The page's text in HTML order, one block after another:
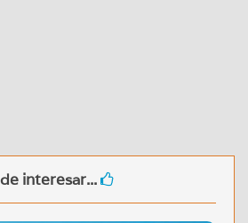
interesar...